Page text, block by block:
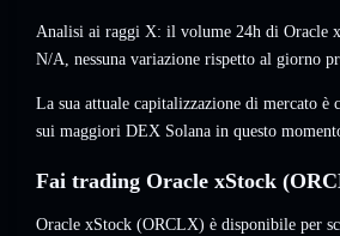
Analisi ai raggi X: il volume 24h di Oracle
N/A, nessuna variazione rispetto al giorno
La sua attuale capitalizzazione di mercato è
sui maggiori DEX Solana in questo
Fai trading Oracle xStock
Oracle xStock (ORCLX) è disponibile per